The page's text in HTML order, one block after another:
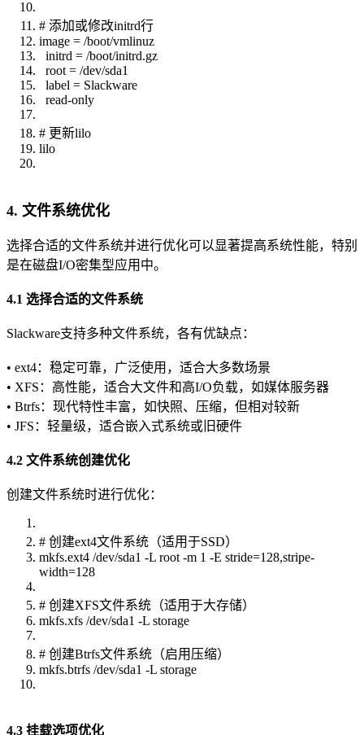
# 添加或修改initrd行
image = /boot/vmlinuz
initrd = /boot/initrd.gz
root = /dev/sda1
label = Slackware
read-only
# 更新lilo
lilo
4. 文件系统优化
选择合适的文件系统并进行优化可以显著提高系统性能，特别
是在磁盘I/O密集型应用中。
4.1 选择合适的文件系统
Slackware支持多种文件系统，各有优缺点：
• ext4：稳定可靠，广泛使用，适合大多数场景
• XFS：高性能，适合大文件和高I/O负载，如媒体服务器
• Btrfs：现代特性丰富，如快照、压缩，但相对较新
• JFS：轻量级，适合嵌入式系统或旧硬件
4.2 文件系统创建优化
创建文件系统时进行优化：
# 创建ext4文件系统（适用于SSD）
mkfs.ext4 /dev/sda1 -L root -m 1 -E stride=128,stripe-
width=128
# 创建XFS文件系统（适用于大存储）
mkfs.xfs /dev/sda1 -L storage
# 创建Btrfs文件系统（启用压缩）
mkfs.btrfs /dev/sda1 -L storage
4.3 挂载选项优化